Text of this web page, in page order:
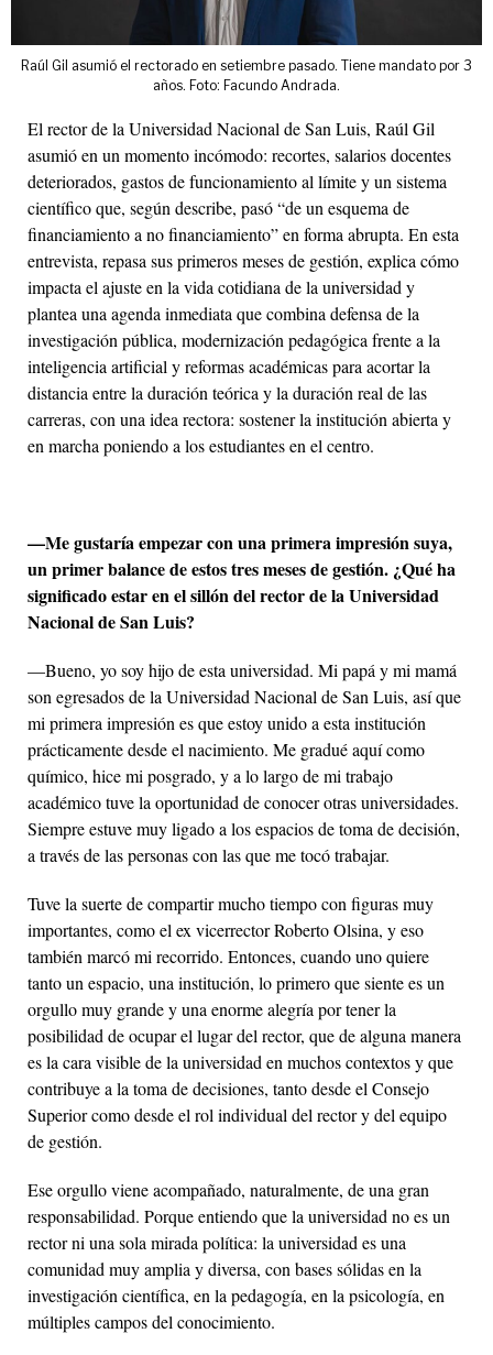
Raúl Gil asumió el rectorado en setiembre pasado. Tiene mandato por 3
años. Foto: Facundo Andrada.
El rector de la Universidad Nacional de San Luis, Raúl Gil
asumió en un momento incómodo: recortes, salarios docentes
deteriorados, gastos de funcionamiento al límite y un sistema
científico que, según describe, pasó “de un esquema de
financiamiento a no financiamiento” en forma abrupta. En esta
entrevista, repasa sus primeros meses de gestión, explica cómo
impacta el ajuste en la vida cotidiana de la universidad y
plantea una agenda inmediata que combina defensa de la
investigación pública, modernización pedagógica frente a la
inteligencia artificial y reformas académicas para acortar la
distancia entre la duración teórica y la duración real de las
carreras, con una idea rectora: sostener la institución abierta y
en marcha poniendo a los estudiantes en el centro.
—Me gustaría empezar con una primera impresión suya,
un primer balance de estos tres meses de gestión. ¿Qué ha
significado estar en el sillón del rector de la Universidad
Nacional de San Luis?
—Bueno, yo soy hijo de esta universidad. Mi papá y mi mamá
son egresados de la Universidad Nacional de San Luis, así que
mi primera impresión es que estoy unido a esta institución
prácticamente desde el nacimiento. Me gradué aquí como
químico, hice mi posgrado, y a lo largo de mi trabajo
académico tuve la oportunidad de conocer otras universidades.
Siempre estuve muy ligado a los espacios de toma de decisión,
a través de las personas con las que me tocó trabajar.
Tuve la suerte de compartir mucho tiempo con figuras muy
importantes, como el ex vicerrector Roberto Olsina, y eso
también marcó mi recorrido. Entonces, cuando uno quiere
tanto un espacio, una institución, lo primero que siente es un
orgullo muy grande y una enorme alegría por tener la
posibilidad de ocupar el lugar del rector, que de alguna manera
es la cara visible de la universidad en muchos contextos y que
contribuye a la toma de decisiones, tanto desde el Consejo
Superior como desde el rol individual del rector y del equipo
de gestión.
Ese orgullo viene acompañado, naturalmente, de una gran
responsabilidad. Porque entiendo que la universidad no es un
rector ni una sola mirada política: la universidad es una
comunidad muy amplia y diversa, con bases sólidas en la
investigación científica, en la pedagogía, en la psicología, en
múltiples campos del conocimiento.